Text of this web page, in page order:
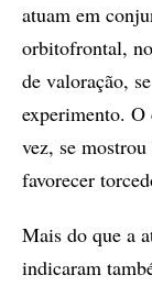
atuam em
orbitofrontal,
de valoração,
experimento.
vez, se
favorecer
Mais do que a
indicaram